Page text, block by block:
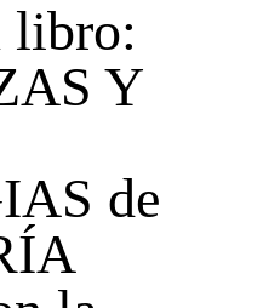
libro:
Y
de